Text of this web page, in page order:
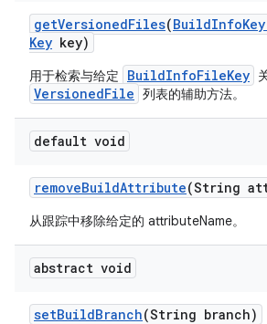
getVersionedFiles(BuildInfoKey
Key key)
用于检索与给定 BuildInfoFileKey
VersionedFile 列表的辅助方法。
default void
removeBuildAttribute(String
从跟踪中移除给定的 attributeName。
abstract void
setBuildBranch(String branch)